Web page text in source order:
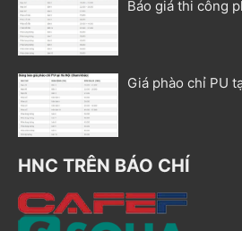
Báo giá thi công
Giá phào chỉ PU
HNC TRÊN BÁO CHÍ